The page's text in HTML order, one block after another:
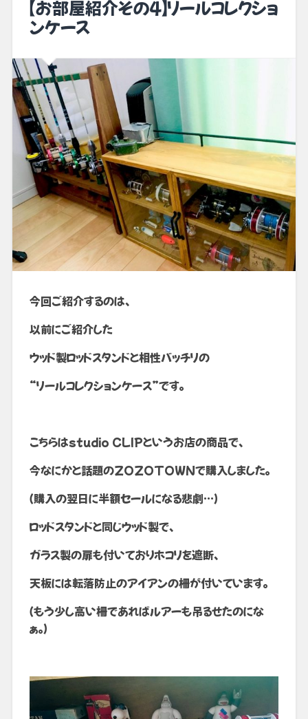
【お部屋紹介その4】リールコレクショ
ンケース
今回ご紹介するのは、
以前にご紹介した
ウッド製ロッドスタンドと相性バッチリの
“リールコレクションケース”です。
こちらはstudio CLIPというお店の商品で、
今なにかと話題のZOZOTOWNで購入しました。
（購入の翌日に半額セールになる悲劇…）
ロッドスタンドと同じウッド製で、
ガラス製の扉も付いておりホコリを遮断、
天板には転落防止のアイアンの柵が付いています。
（もう少し高い柵であればルアーも吊るせたのにな
ぁ。）